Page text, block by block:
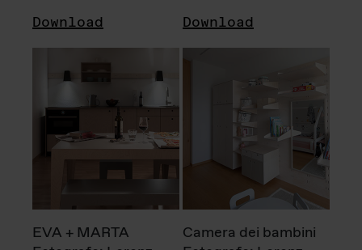
Download Download
EVA + MARTA
Camera dei bambini